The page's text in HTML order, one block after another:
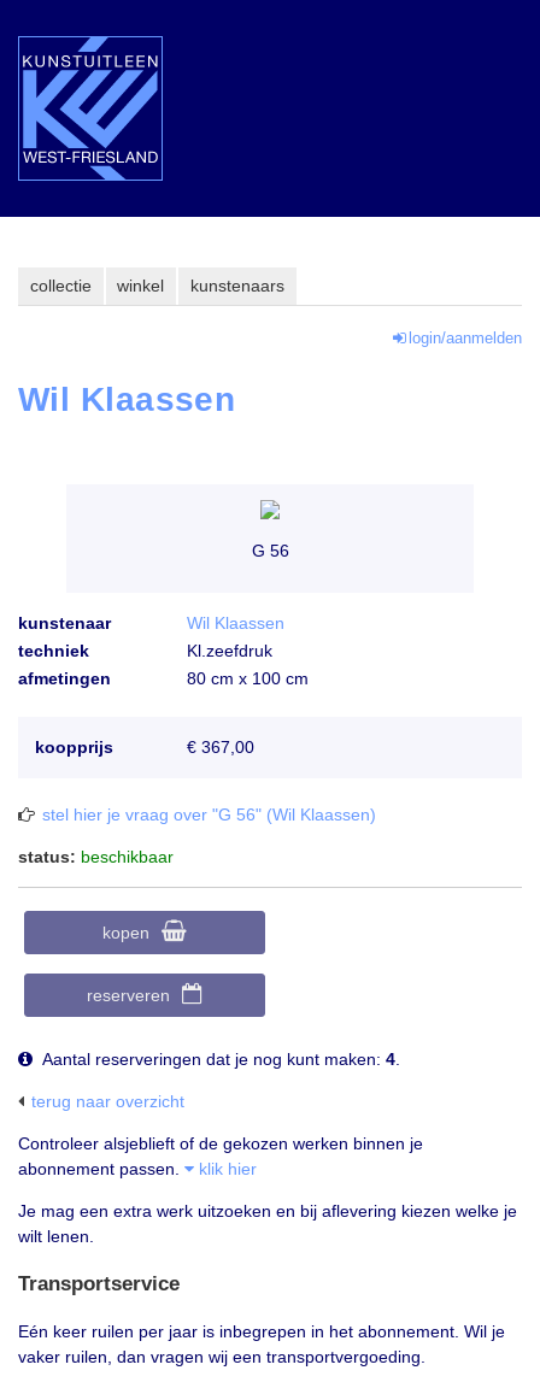
collectie winkel kunstenaars
login/aanmelden
Wil Klaassen
G 56
kunstenaar
Wil Klaassen
techniek
Kl.zeefdruk
afmetingen
80 cm x 100 cm
koopprijs € 367,00
stel hier je vraag over "G 56" (Wil Klaassen)
status: beschikbaar
kopen
reserveren
Aantal reserveringen dat je nog kunt maken: 4
terug naar overzicht
Controleer alsjeblieft of de gekozen werken binnen je
abonnement passen.
klik hier
Je mag een extra werk uitzoeken en bij aflevering kiezen welke je
wilt lenen.
Transportservice
Eén keer ruilen per jaar is inbegrepen in het abonnement. Wil je
vaker ruilen, dan vragen wij een transportvergoeding.